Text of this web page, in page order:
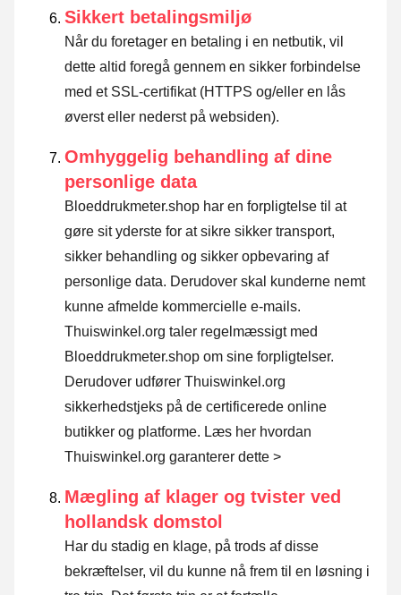
Sikkert betalingsmiljø
Når du foretager en betaling i en netbutik, vil
dette altid foregå gennem en sikker forbindelse
med et SSL-certifikat (HTTPS og/eller en lås
øverst eller nederst på websiden).
Omhyggelig behandling af dine
personlige data
Bloeddrukmeter.shop har en forpligtelse til at
gøre sit yderste for at sikre sikker transport,
sikker behandling og sikker opbevaring af
personlige data. Derudover skal kunderne nemt
kunne afmelde kommercielle e-mails.
Thuiswinkel.org taler regelmæssigt med
Bloeddrukmeter.shop om sine forpligtelser.
Derudover udfører Thuiswinkel.org
sikkerhedstjeks på de certificerede online
butikker og platforme. Læs her hvordan
Thuiswinkel.org garanterer dette >
Mægling af klager og tvister ved
hollandsk domstol
Har du stadig en klage, på trods af disse
bekræftelser, vil du kunne nå frem til en løsning i